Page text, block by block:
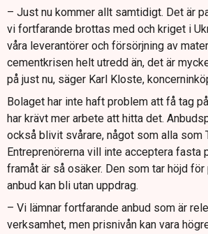
– Just nu kommer allt samtidigt. Det är
vi fortfarande brottas med och kriget i
våra leverantörer och försörjning av
cementkrisen helt utredd än, det är
på just nu, säger Karl Kloste,
Bolaget har inte haft problem att få tag
har krävt mer arbete att hitta det.
också blivit svårare, något som alla som
Entreprenörerna vill inte acceptera fasta
framåt är så osäker. Den som tar höjd
anbud kan bli utan uppdrag.
– Vi lämnar fortfarande anbud som är
verksamhet, men prisnivån kan vara